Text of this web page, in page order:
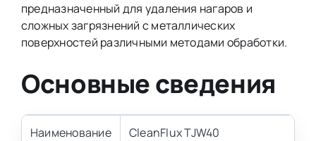
предназначенный для удаления нагаров и
сложных загрязнений с металлических
поверхностей различными методами обработки.
Основные сведения
Наименование CleanFlux TJW40